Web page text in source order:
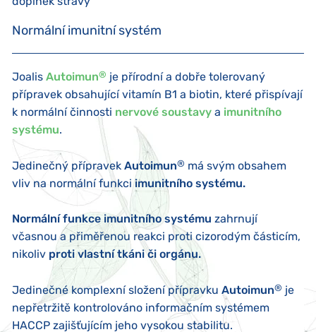
Normální imunitní systém
Joalis Autoimun® je přírodní a dobře tolerovaný
přípravek obsahující vitamín B1 a biotin, které přispívají
k normální činnosti nervové soustavy a imunitního
systému.
Jedinečný přípravek Autoimun® má svým obsahem
vliv na normální funkciimunitního systému.
Normální funkce imunitního systému zahrnují
včasnou a přiměřenou reakci proti cizorodým částicím,
nikoliv proti vlastní tkáni či orgánu.
Jedinečné komplexní složení přípravku Autoimun® je
nepřetržitě kontrolováno informačním systémem
HACCP zajišťujícím jeho vysokou stabilitu.